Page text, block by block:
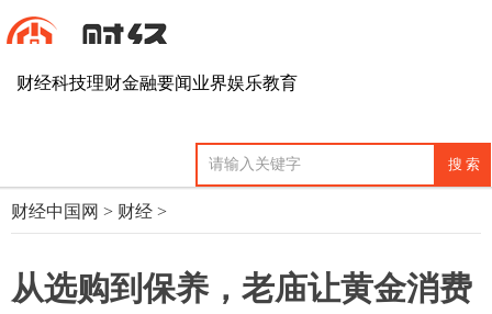
财经科技理财金融要闻业界娱乐教育
财经中国网 > 财经 >
从选购到保养，老庙让黄金消费